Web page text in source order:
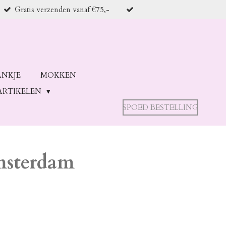
Gratis verzenden vanaf €75,-
MOKKEN
SPOED BESTELLING